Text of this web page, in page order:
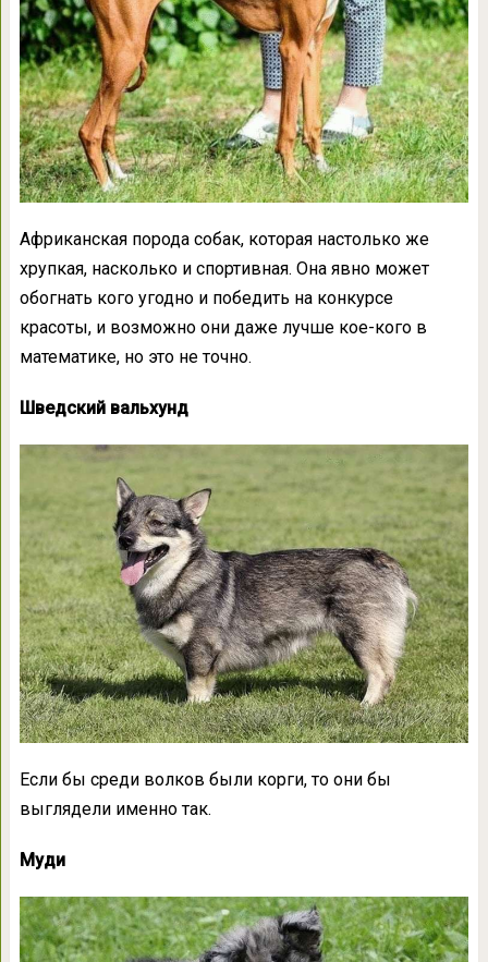
Африканская порода собак, которая настолько же
хрупкая, насколько и спортивная. Она явно может
обогнать кого угодно и победить на конкурсе
красоты, и возможно они даже лучше кое-кого в
математике, но это не точно.
Шведский вальхунд
Если бы среди волков были корги, то они бы
выглядели именно так.
Муди